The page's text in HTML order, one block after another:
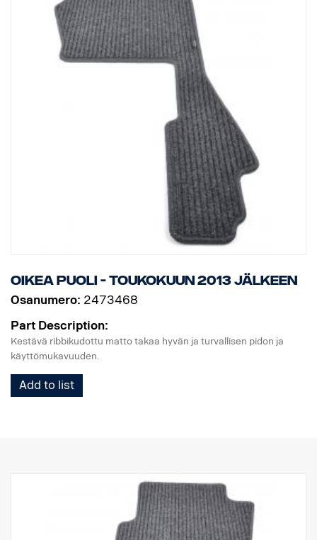
oikea puoli - toukokuun 2013 jälkeen
Osanumero: 2473468
Part Description:
Kestävä ribbikudottu matto takaa hyvän ja turvallisen pidon ja
käyttömukavuuden.
Add to list